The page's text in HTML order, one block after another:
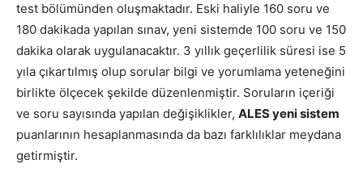
test bölümünden oluşmaktadır. Eski haliyle 160 soru ve
180 dakikada yapılan sınav, yeni sistemde 100 soru ve 150
dakika olarak uygulanacaktır. 3 yıllık geçerlilik süresi ise 5
yıla çıkartılmış olup sorular bilgi ve yorumlama yeteneğini
birlikte ölçecek şekilde düzenlenmiştir. Soruların içeriği
ve soru sayısında yapılan değişiklikler, ALES yeni sistem
puanlarının hesaplanmasında da bazı farklılıklar meydana
getirmiştir.